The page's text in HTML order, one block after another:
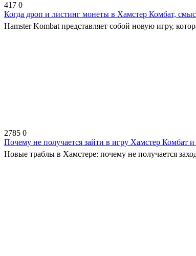
417 0
Когда дроп и листинг монеты в Хамстер Комбат,
Hamster Kombat представляет собой новую игру,
2785 0
Почему не получается зайти в игру Хамстер Комбат и
Новые траблы в Хамстере: почему не получается